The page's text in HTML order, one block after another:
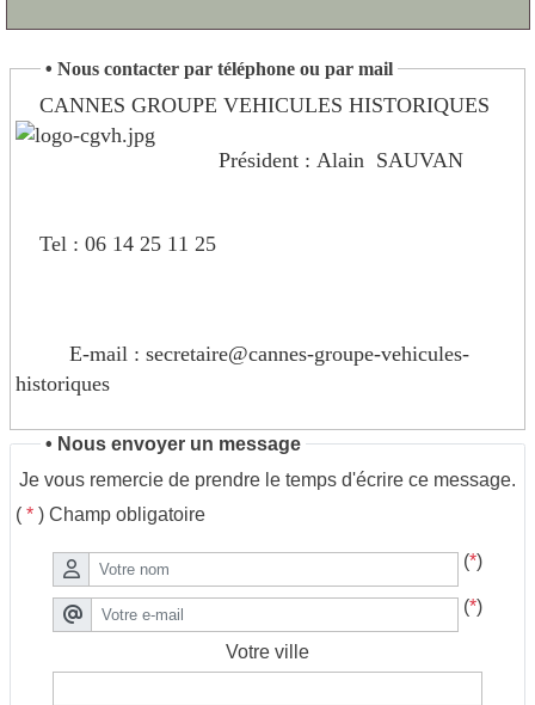
• Nous contacter par téléphone ou par mail
CANNES GROUPE VEHICULES HISTORIQUES
Président : Alain SAUVAN
Tel : 06 14 25 11 25
E-mail : secretaire@cannes-groupe-vehicules-
historiques.fr
• Nous envoyer un message
Je vous remercie de prendre le temps d'écrire ce message.
( * ) Champ obligatoire
(*)
(*)
Votre ville